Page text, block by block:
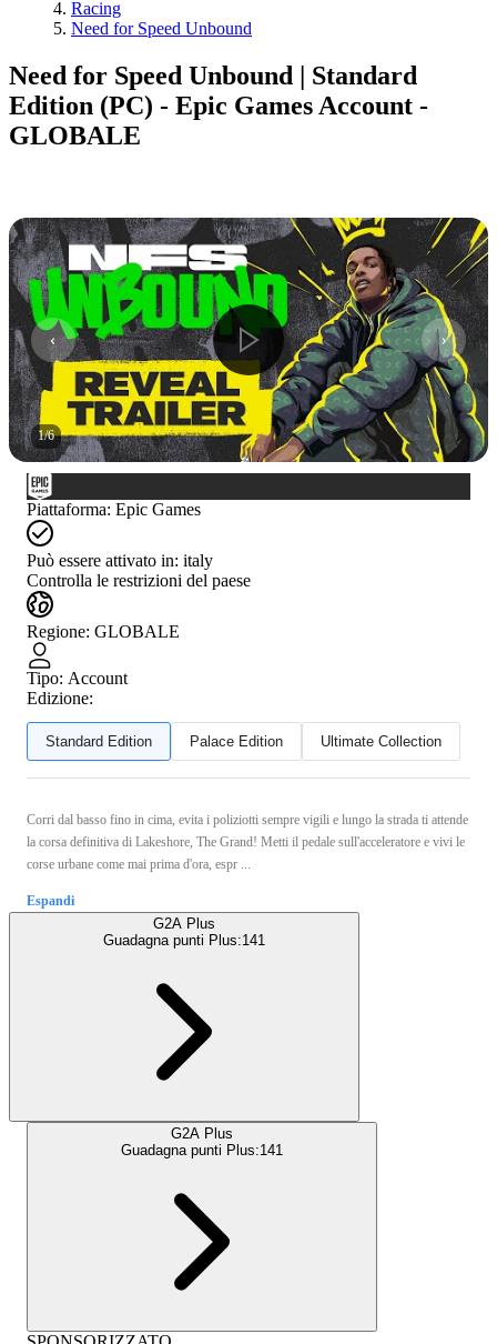
Racing
Need for Speed Unbound
Need for Speed Unbound | Standard
Edition (PC) - Epic Games Account -
GLOBALE
1/6
Piattaforma: Epic Games
Può essere attivato in: italy
Controlla le restrizioni del paese
Regione: GLOBALE
Tipo: Account
Edizione:
Standard Edition Palace Edition Ultimate Collection
Corri dal basso fino in cima, evita i poliziotti sempre vigili e lungo la strada ti attende
la corsa definitiva di Lakeshore, The Grand! Metti il pedale sull'acceleratore e vivi le
corse urbane come mai prima d'ora, espr ...
Espandi
G2A Plus
Guadagna punti Plus:141
G2A Plus
Guadagna punti Plus:141